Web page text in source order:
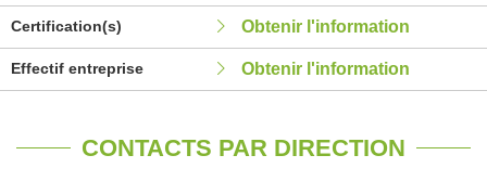
Certification(s) Obtenir l'information
Effectif entreprise Obtenir l'information
CONTACTS PAR DIRECTION